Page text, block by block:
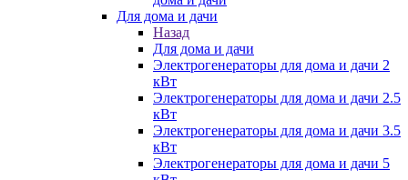
Для дома и дачи
Назад
Для дома и дачи
Электрогенераторы для дома и дачи 2
кВт
Электрогенераторы для дома и дачи 2.5
кВт
Электрогенераторы для дома и дачи 3.5
кВт
Электрогенераторы для дома и дачи 5